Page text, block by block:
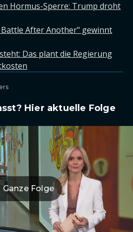
Hormus-Sperre: Trump droht
After Another" gewinnt
Das plant die Regierung
Hier aktuelle Folge
Ganze Folge